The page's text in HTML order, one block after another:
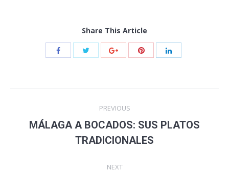
Share This Article
navigation
PREVIOUS
Previous
post:
MÁLAGA A BOCADOS: SUS PLATOS
TRADICIONALES
NEXT